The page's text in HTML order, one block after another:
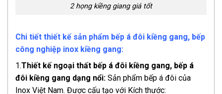
2 họng kiềng giang giá tốt
Chi tiết thiết kế sản phẩm bếp á đôi kiềng gang, bếp
công nghiệp inox kiềng gang:
1.Thiết kế ngoại thất bếp á đôi kiềng gang, bếp á
đôi kiềng gang dạng nổi: Sản phẩm bếp á đôi của
Inox Việt Nam. Được cấu tạo với Kích thước: